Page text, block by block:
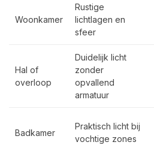
Woonkamer
Rustige
lichtlagen en
sfeer
Hal of
overloop
Duidelijk licht
zonder
opvallend
armatuur
Badkamer
Praktisch licht bij
vochtige zones